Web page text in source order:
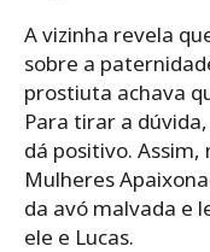
A vizinha revela
sobre a
prostiuta achava
Para tirar a
dá positivo. Assim,
Mulheres
da avó malvada e
ele e Lucas.